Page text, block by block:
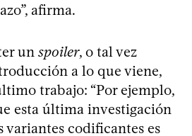
afirma.
un spoiler, o tal vez
a lo que viene,
trabajo: “Por ejemplo,
esta última investigación
variantes codificantes es